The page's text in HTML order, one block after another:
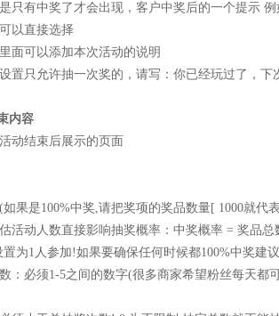
有中奖了才会出现，客户中奖后的一个提示 例
以直接选择
可以添加本次活动的说明
只允许抽一次奖的，请写：你已经玩过了，下
内容
结束后展示的页面
是100%中奖,请把奖项的奖品数量[ 1000就代
动人数直接影响抽奖概率：中奖概率 = 奖品总
为1人参加!如果要确保任何时候都100%中奖建
必须1-5之间的数字(很多商家希望粉丝每天都